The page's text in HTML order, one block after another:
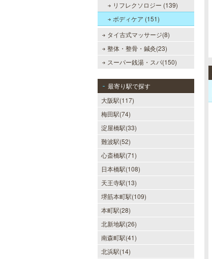
リフレクソロジー (139)
ボディケア (151)
タイ古式マッサージ(8)
整体・整骨・鍼灸(23)
スーパー銭湯・スパ(150)
最寄り駅で探す
大阪駅(117)
梅田駅(74)
淀屋橋駅(33)
難波駅(52)
心斎橋駅(71)
日本橋駅(108)
天王寺駅(13)
堺筋本町駅(109)
本町駅(28)
北新地駅(26)
南森町駅(41)
北浜駅(14)